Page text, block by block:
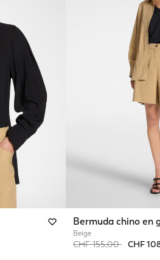
Bermuda chino en
Beige
Price reduced from
CHF 155,00toCHF